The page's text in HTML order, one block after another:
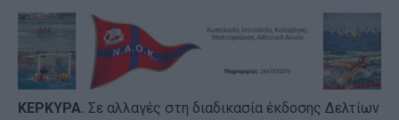
ΚΕΡΚΥΡΑ. Σε αλλαγές στη διαδικασία έκδοσης Δελτίων